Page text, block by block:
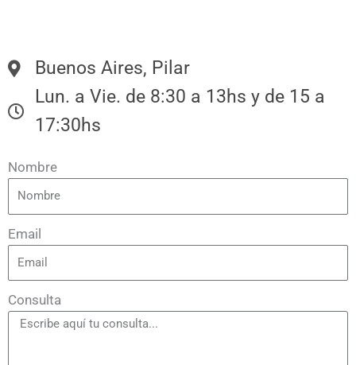
Buenos Aires, Pilar
Lun. a Vie. de 8:30 a 13hs y de 15 a
17:30hs
Nombre
Email
Consulta